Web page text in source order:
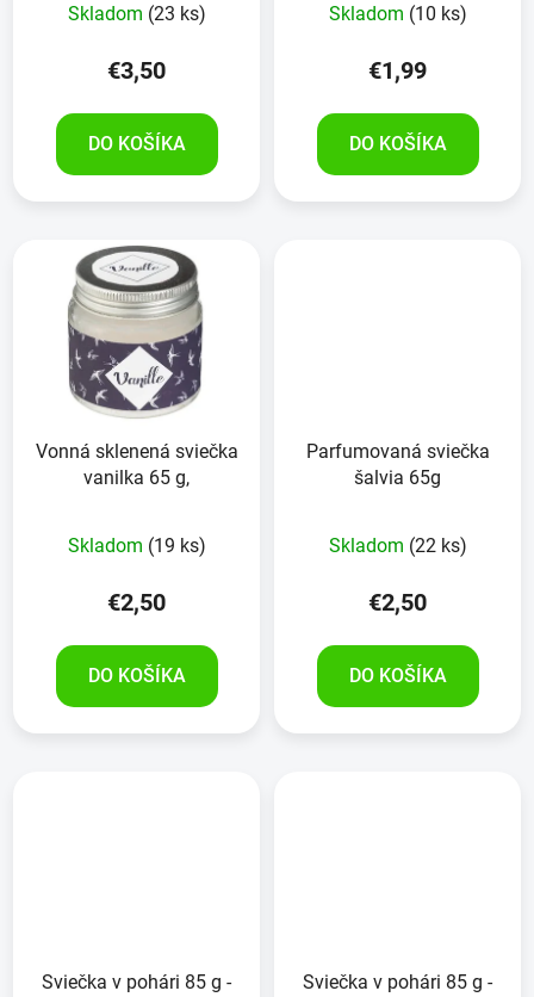
Skladom (23 ks)
€3,50
DO KOŠÍKA
Skladom (10 ks)
€1,99
DO KOŠÍKA
Vonná sklenená sviečka
vanilka 65 g,
Skladom (19 ks)
€2,50
DO KOŠÍKA
Parfumovaná sviečka
šalvia 65g
Skladom (22 ks)
€2,50
DO KOŠÍKA
Sviečka v pohári 85 g - Sviečka v pohári 85 g -